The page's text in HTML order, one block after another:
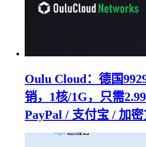
Oulu Cloud：德国
销，1核/1G，只需
PayPal / 支付宝 / 加密